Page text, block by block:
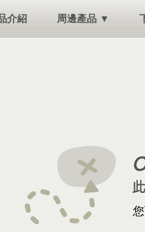
介紹 周邊產品 ▼